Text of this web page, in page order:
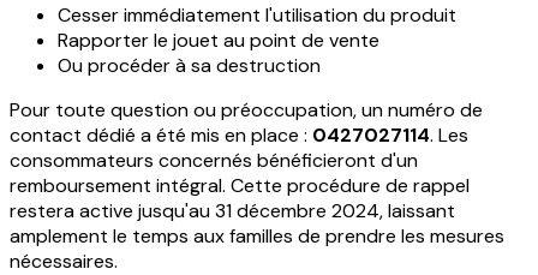
Cesser immédiatement l'utilisation du produit
Rapporter le jouet au point de vente
Ou procéder à sa destruction
Pour toute question ou préoccupation, un numéro de
contact dédié a été mis en place : 0427027114. Les
consommateurs concernés bénéficieront d'un
remboursement intégral. Cette procédure de rappel
restera active jusqu'au 31 décembre 2024, laissant
amplement le temps aux familles de prendre les mesures
nécessaires.